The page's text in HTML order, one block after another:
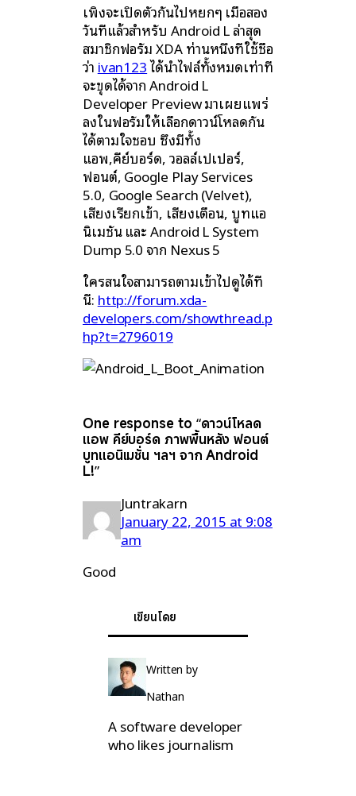
เพิ่งจะเปิดตัวกันไปหยกๆ เมื่อสอง
วันที่แล้วสำหรับ Android L ล่าสุด
สมาชิกฟอรั่ม XDA ท่านหนึ่งที่ใช้ชื่อ
ว่า ivan123ได้นำไฟล์ทั้งหมดเท่าที่
จะขุดได้จาก Android L
Developer Preview มาเผยแพร่
ลงในฟอรั่มให้เลือกดาวน์โหลดกัน
ได้ตามใจชอบ ซึ่งมีทั้ง
แอพ,คีย์บอร์ด, วอลล์เปเปอร์,
ฟอนต์, Google Play Services
5.0, Google Search (Velvet),
เสียงเรียกเข้า, เสียงเตือน, บูทแอ
นิเมชั่น และ Android L System
Dump 5.0 จาก Nexus 5
ใครสนใจสามารถตามเข้าไปดูได้ที่
นี่: http://forum.xda-
developers.com/showthread.p
hp?t=2796019
One response to “ดาวน์โหลด
แอพ คีย์บอร์ด ภาพพื้นหลัง ฟอนต์
บูทแอนิเมชั่น ฯลฯ จาก Android
L!”
Juntrakarn
January 22, 2015 at 9:08
am
Good
เขียนโดย
Written by
Nathan
A software developer
who likes journalism